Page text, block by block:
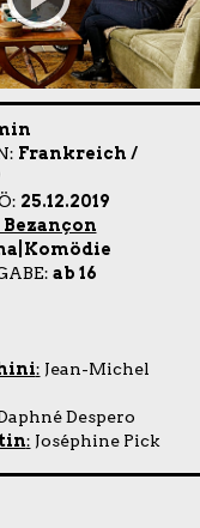
Frankreich /
25.12.2019
Bezançon
ab 16
: Jean-Michel
Despero
: Joséphine Pick